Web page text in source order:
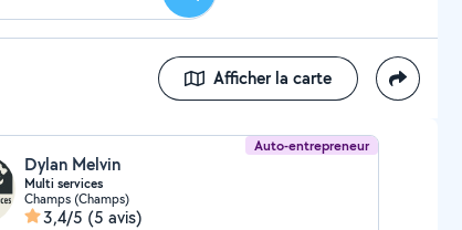
Afficher la carte
Auto-entrepreneur
Dylan Melvin
Multi services
Champs (Champs)
3,4/5 (5 avis)